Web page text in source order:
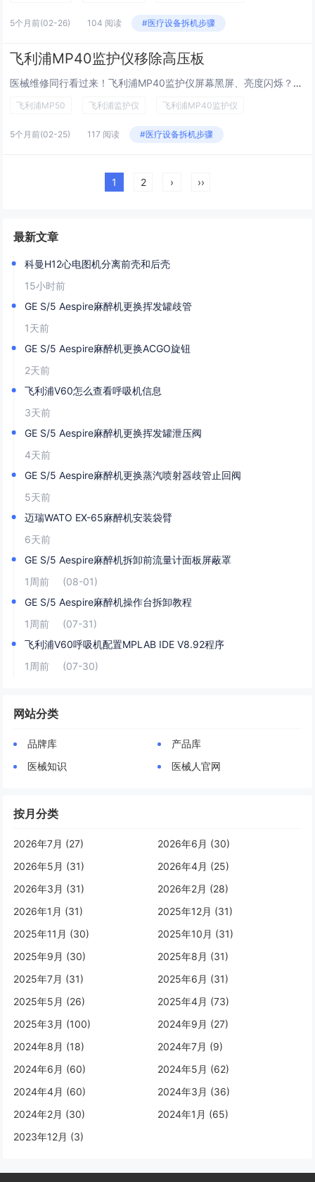
5个月前(02-26) 104 阅读 #医疗设备拆机步骤
飞利浦MP40监护仪移除高压板
医械维修同行看过来！飞利浦MP40监护仪屏幕黑屏、亮度闪烁？大概率是高压板出了问题！作为显示屏背光的“供电核心”，高压板的拆卸是维修中的高频操作，操作不当易损坏周边部件。今天这篇干货手把手教你规范移除MP40监护仪高压板，从部件认知到实操步...
飞利浦MP50 飞利浦监护仪 飞利浦MP40监护仪
5个月前(02-25) 117 阅读 #医疗设备拆机步骤
1 2 › ››
最新文章
科曼H12心电图机分离前壳和后壳
15小时前
GE S/5 Aespire麻醉机更换挥发罐歧管
1天前
GE S/5 Aespire麻醉机更换ACGO旋钮
2天前
飞利浦V60怎么查看呼吸机信息
3天前
GE S/5 Aespire麻醉机更换挥发罐泄压阀
4天前
​GE S/5 Aespire麻醉机更换蒸汽喷射器歧管止回阀
5天前
迈瑞WATO EX-65麻醉机安装袋臂
6天前
GE S/5 Aespire麻醉机拆卸前流量计面板屏蔽罩
1周前
(08-01)
GE S/5 Aespire麻醉机操作台拆卸教程
1周前
(07-31)
飞利浦V60呼吸机配置MPLAB IDE V8.92程序
1周前
(07-30)
网站分类
品牌库
产品库
医械知识
医械人官网
按月分类
2026年7月 (27)
2026年6月 (30)
2026年5月 (31)
2026年4月 (25)
2026年3月 (31)
2026年2月 (28)
2026年1月 (31)
2025年12月 (31)
2025年11月 (30)
2025年10月 (31)
2025年9月 (30)
2025年8月 (31)
2025年7月 (31)
2025年6月 (31)
2025年5月 (26)
2025年4月 (73)
2025年3月 (100)
2024年9月 (27)
2024年8月 (18)
2024年7月 (9)
2024年6月 (60)
2024年5月 (62)
2024年4月 (60)
2024年3月 (36)
2024年2月 (30)
2024年1月 (65)
2023年12月 (3)